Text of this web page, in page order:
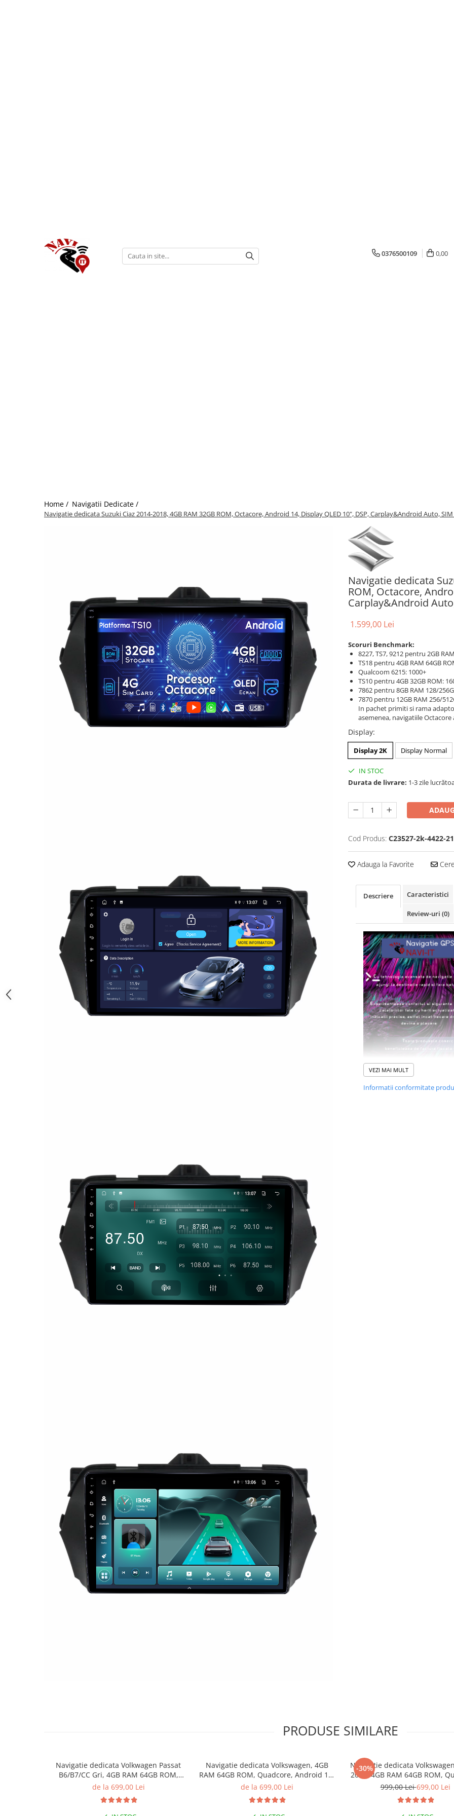
0376500109 0,00
Home / Navigatii Dedicate /
Navigatie dedicata Suzuki Ciaz 2014-2018, 4GB RAM 32GB ROM, Octacore, Android 14, Display QLED 10", DSP, Carplay&Android Auto,
Navigatie dedicata
ROM, Octacore,
Carplay&Android
1.599,00 Lei
Scoruri Benchmark:
8227, TS7, 9212 pentru 2GB
TS18 pentru 4GB RAM 64GB
Qualcoom 6215: 1000+
TS10 pentru 4GB 32GB ROM:
7862 pentru 8GB RAM 128/
7870 pentru 12GB RAM 256/
In pachet primiti si rama
asemenea, navigatiile
Display:
Display 2K Display Normal
IN STOC
Durata de livrare: 1-3 zile
Cod Produs: C23527-2k-4422-
Adauga la Favorite
Descriere Caracteristici
Review-uri (0)
VEZI MAI MULT
Informatii conformitate
PRODUSE SIMILARE
Navigatie dedicata Volkwagen Passat
B6/B7/CC Gri, 4GB RAM 64GB ROM,
Quadcore, Android 14, Display QLED
came
de la 699,00 Lei
Navigatie dedicata Volkswagen, 4GB
RAM 64GB ROM, Quadcore, Android 14,
Display QLED, 9", Carplay&Android Auto,
de la 699,00 Lei
-30%
Navigatie dedicata
2023, 4GB RAM 64GB ROM,
Android 14, Display QLED
AHD
999,00 Lei699,00 Lei